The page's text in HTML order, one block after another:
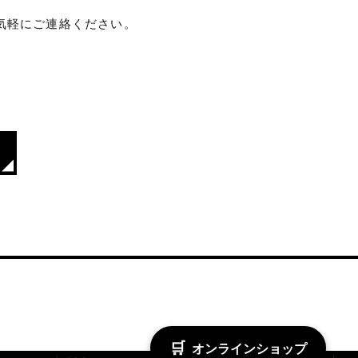
軽にご連絡ください。
🛒 オンラインショップ